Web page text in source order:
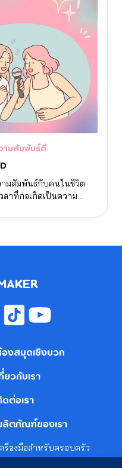
ามสัมพันธ์ดี
ามสัมพันธ์กับคนในชีวิต
ลาที่ก่อเกิดเป็นความ
งสมุดเชิงบวก
ยวกับเรา
ต่อเรา
ตภัณฑ์ของเรา
รื่องมือสำหรับครอบครัว